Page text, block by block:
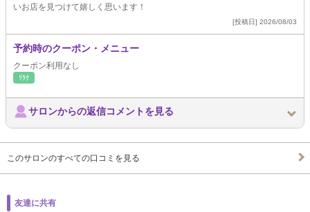
いお店を見つけて嬉しく思います！
[投稿日] 2026/08/03
予約時のクーポン・メニュー
クーポン利用なし
ﾘﾗｸ
サロンからの返信コメントを見る
このサロンのすべての口コミを見る
友達に共有